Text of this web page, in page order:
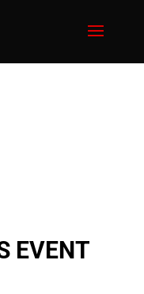
EVENT